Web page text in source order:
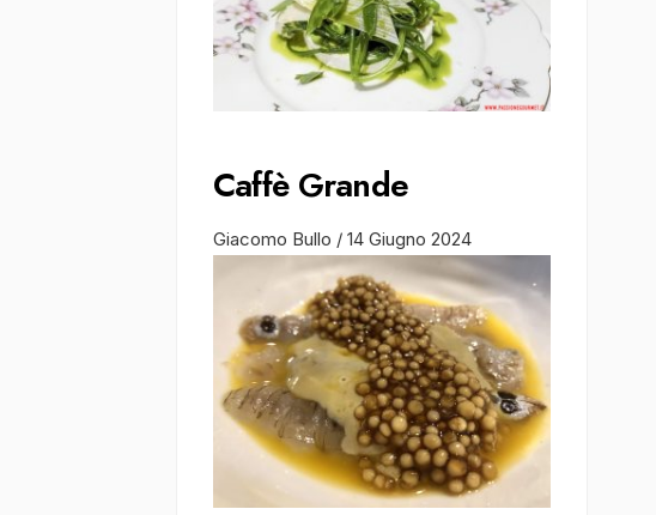
Caffè Grande
Giacomo Bullo / 14 Giugno 2024